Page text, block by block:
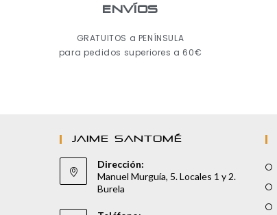
ENVÍOS
GRATUITOS a PENÍNSULA
para pedidos superiores a 60€
JAIME SANTOMÉ
Dirección:
Manuel Murguía, 5. Locales 1 y 2.
Burela